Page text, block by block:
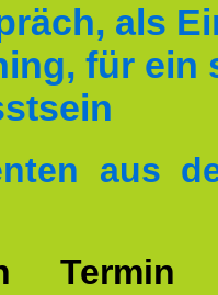
als
für ein
aus